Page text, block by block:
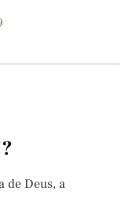
de Deus, a